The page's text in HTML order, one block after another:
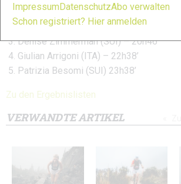
Francesca Canepa (ITA) – 19h12’
Yulia Baykova (RUS) – 19h43’
Denise Zimmerman (SUI) – 20h46’
Giulian Arrigoni (ITA) – 22h38’
Patrizia Besomi (SUI) 23h38’
Zu den Ergebnislisten
VERWANDTE ARTIKEL
ImpressumDatenschutzAbo verwalten
Schon registriert? Hier anmelden